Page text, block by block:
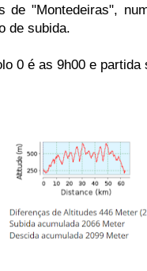
de "Montedeiras",
de subida.
0 é as 9h00 e partida